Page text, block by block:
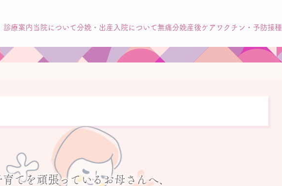
診療案内 当院について分娩・出産 入院について無痛分娩産後ケア ワクチン・予防接種
育てを頑張っているお母さんへ、